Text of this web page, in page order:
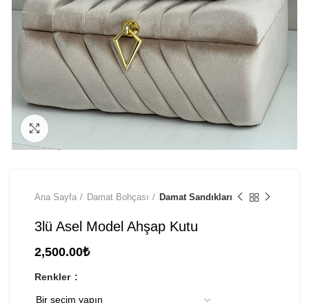
Ana Sayfa Damat Bohçası Damat Sandıkları
3lü Asel Model Ahşap Kutu
2,500.00₺
Renkler